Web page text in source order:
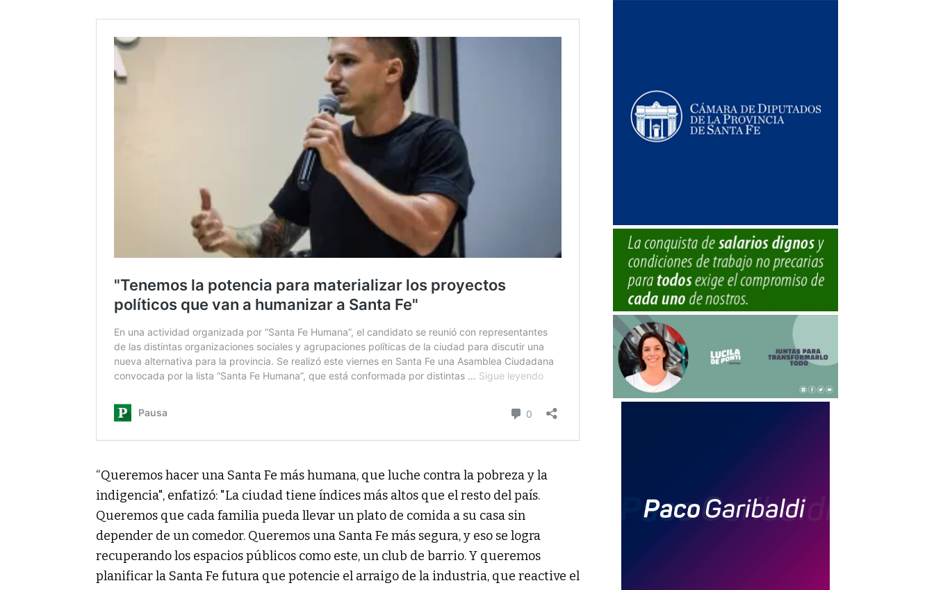
“Queremos hacer una Santa Fe más humana, que luche contra la pobreza y la
indigencia", enfatizó: "La ciudad tiene índices más altos que el resto del país.
Queremos que cada familia pueda llevar un plato de comida a su casa sin
depender de un comedor. Queremos una Santa Fe más segura, y eso se logra
recuperando los espacios públicos como este, un club de barrio. Y queremos
planificar la Santa Fe futura que potencie el arraigo de la industria, que reactive el